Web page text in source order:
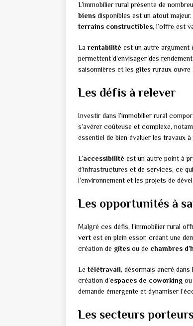
L’immobilier rural présente de
biens disponibles est un atout majeur.
terrains constructibles, l’offre est
La rentabilité est un autre argument
permettent d’envisager des
saisonnières et les gîtes ruraux ouvre
Les défis à relever
Investir dans l’immobilier rural
s’avérer coûteuse et complexe,
essentiel de bien évaluer les travaux
L’accessibilité est un autre point à
d’infrastructures et de services, ce
l’environnement et les projets de
Les opportunités à
Malgré ces défis, l’immobilier rural
vert est en plein essor, créant une
création de gîtes ou de chambres
Le télétravail, désormais ancré
création d’espaces de coworking
demande émergente et dynamiser
Les secteurs